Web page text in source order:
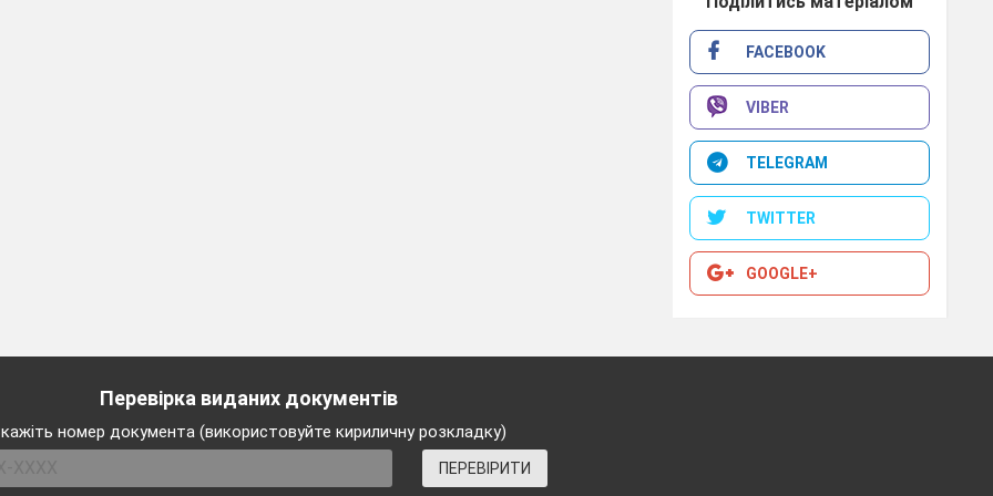
FACEBOOK
VIBER
TELEGRAM
TWITTER
GOOGLE+
Перевірка виданих документів
номер документа (використовуйте кириличну розкладку)
ПЕРЕВІРИТИ